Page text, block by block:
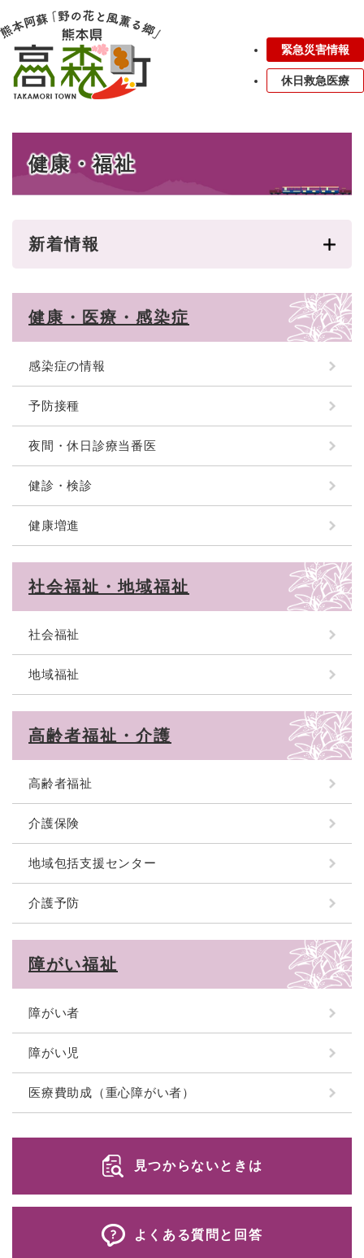
ー
ジ
メニューを飛ばして本文へ
緊急災害情報
休日救急医療
健康・福祉
新着情報
健康・医療・感染症
感染症の情報
予防接種
夜間・休日診療当番医
健診・検診
健康増進
社会福祉・地域福祉
社会福祉
地域福祉
高齢者福祉・介護
高齢者福祉
介護保険
地域包括支援センター
介護予防
障がい福祉
障がい者
障がい児
医療費助成（重心障がい者）
見つからないときは
よくある質問と回答